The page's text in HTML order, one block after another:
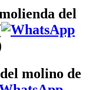
del
molino de